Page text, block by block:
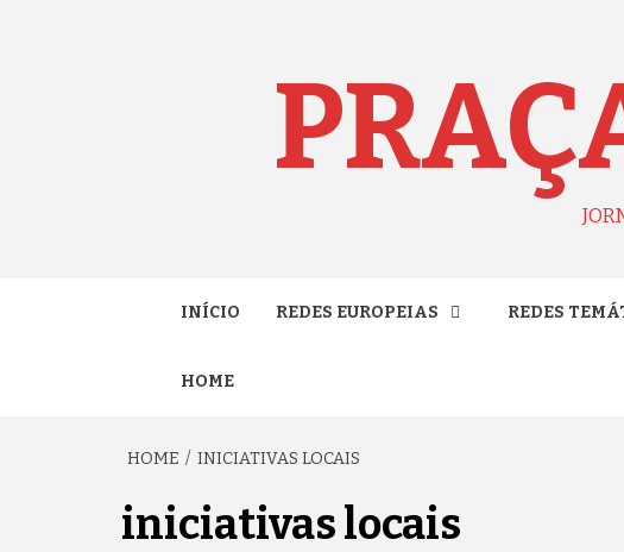
INÍCIO REDES EUROPEIAS REDES
HOME
HOME INICIATIVAS LOCAIS
iniciativas locais